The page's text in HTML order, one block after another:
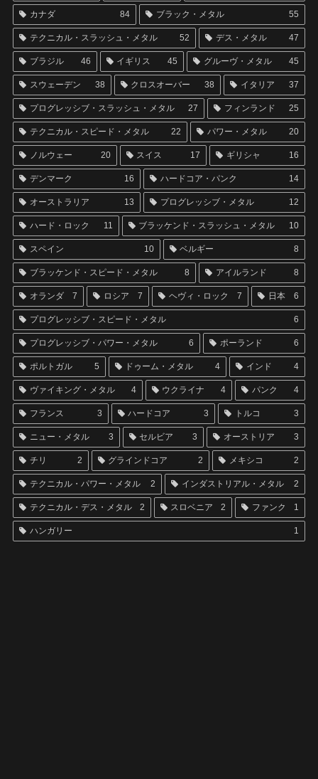
カナダ 84 ブラック・メタル 55
テクニカル・スラッシュ・メタル 52 デス・メタル 47
ブラジル 46 イギリス 45 グルーヴ・メタル 45
スウェーデン 38 クロスオーバー 38 イタリア 37
プログレッシブ・スラッシュ・メタル 27 フィンランド 25
テクニカル・スピード・メタル 22 パワー・メタル 20
ノルウェー 20 スイス 17 ギリシャ 16
デンマーク 16 ハードコア・パンク 14
オーストラリア 13 プログレッシブ・メタル 12
ハード・ロック 11 ブラッケンド・スラッシュ・メタル 10
スペイン 10 ベルギー 8
ブラッケンド・スピード・メタル 8 アイルランド 8
オランダ 7 ロシア 7 ヘヴィ・ロック 7 日本 6
プログレッシブ・スピード・メタル 6
プログレッシブ・パワー・メタル 6 ポーランド 6
ポルトガル 5 ドゥーム・メタル 4 インド 4
ヴァイキング・メタル 4 ウクライナ 4 パンク 4
フランス 3 ハードコア 3 トルコ 3
ニュー・メタル 3 セルビア 3 オーストリア 3
チリ 2 グラインドコア 2 メキシコ 2
テクニカル・パワー・メタル 2 インダストリアル・メタル 2
テクニカル・デス・メタル 2 スロベニア 2 ファンク 1
ハンガリー 1